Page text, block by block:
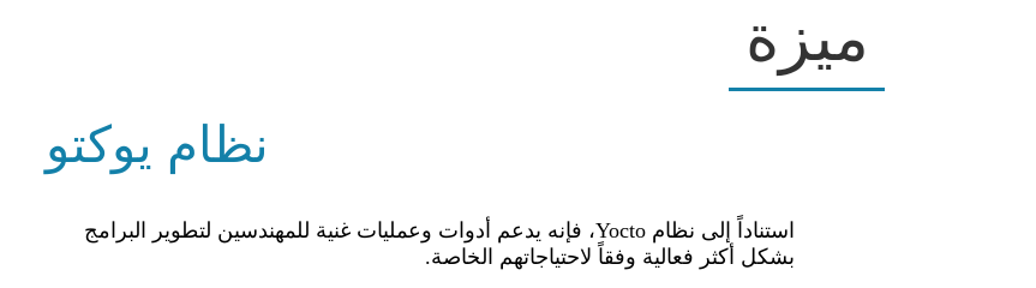
ميزة
نظام يوكتو
استناداً إلى نظام Yocto، فإنه يدعم أدوات وعمليات غنية للمهندسين لتطوير البرامج
بشكل أكثر فعالية وفقاً لاحتياجاتهم الخاصة.